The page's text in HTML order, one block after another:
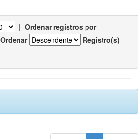
| Ordenar registros por
Ordenar
Registro(s)